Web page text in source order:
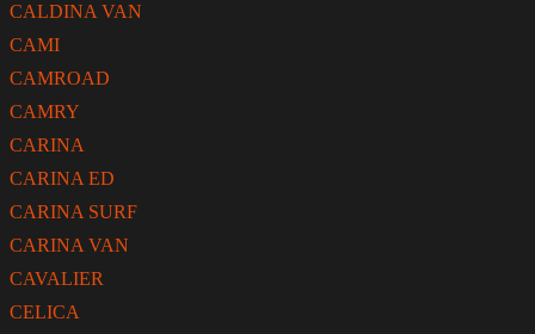
CALDINA VAN
CAMI
CAMROAD
CAMRY
CARINA
CARINA ED
CARINA SURF
CARINA VAN
CAVALIER
CELICA